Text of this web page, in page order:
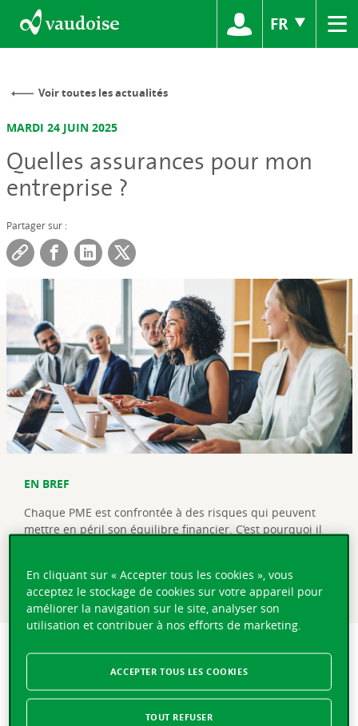
FR ≡
Voir toutes les actualités
MARDI 24 JUIN 2025
Quelles assurances pour mon
entreprise ?
Partager sur :
EN BREF
Chaque PME est confrontée à des risques qui peuvent
mettre en péril son équilibre financier. C’est pourquoi il
qui, en cas d’imprévu, sera à vos côtés pour vous aider à
reprendre votre activité.
Une machine qui tombe en panne, un incendie, un litige
avec un client insatisfait, une collaboratrice victime d’un
accident… dans la vie d’une entreprise, un imprévu est vite
arrivé. Au-delà des conséquences humaines ou matérielles,
c’est votre viabilité financière qui peut être menacée.
En cliquant sur « Accepter tous les cookies », vous
acceptez le stockage de cookies sur votre appareil pour
améliorer la navigation sur le site, analyser son
utilisation et contribuer à nos efforts de marketing.
TOUT REFUSER
ACCEPTER TOUS LES COOKIES